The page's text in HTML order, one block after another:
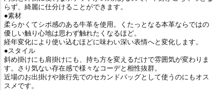
らず、綺麗に仕分けることができます。
●素材
柔らかくてシボ感のある牛革を使用。くたっとなる本革ならではの
優しい触り心地は思わず触れたくなるほど。
経年変化により使い込むほどに味わい深い表情へと変化します。
●スタイル
斜め掛けにも肩掛けにも、持ち方を変えるだけで雰囲気が変わりま
す。さり気ない存在感で様々なコーデと相性抜群。
近場のお出掛けや旅行先でのセカンドバッグとして使うのにもオス
スメです。